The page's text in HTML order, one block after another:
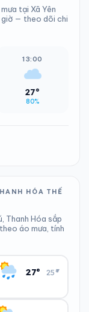
tại Xã Yên
giờ — theo dõi chi
13:00
27°
80%
HÓA THẾ
Thanh Hóa sắp
áo mưa, tính
27° 25°
▾